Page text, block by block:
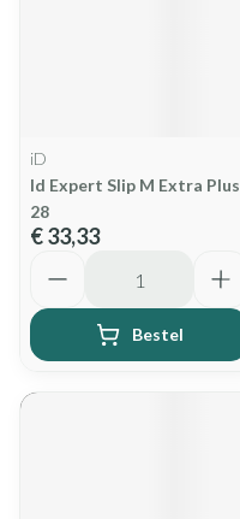
iD
Id Expert Slip M Extra Plus
28
€ 33,33
Bestel